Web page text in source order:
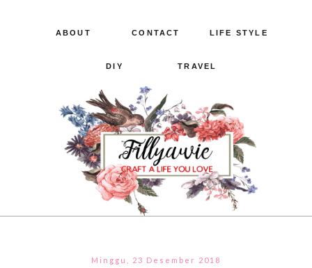
ABOUT CONTACT LIFE STYLE
DIY TRAVEL
Minggu, 23 Desember 2018